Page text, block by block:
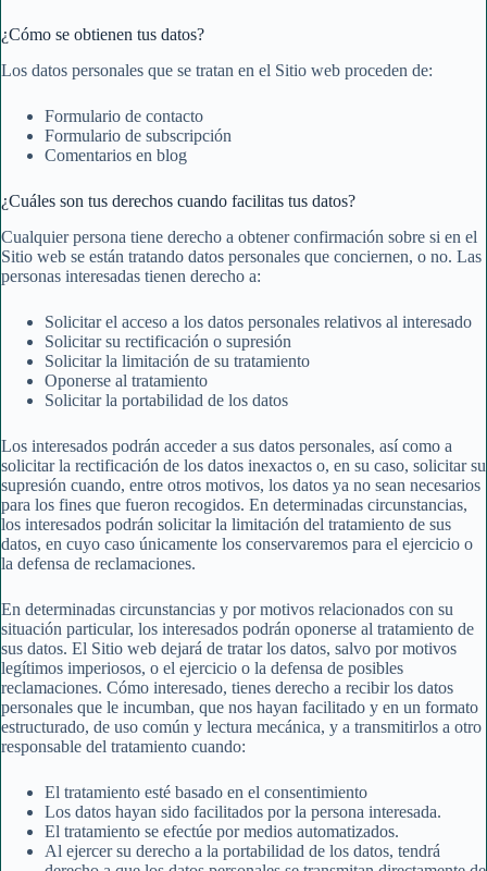
¿Cómo se obtienen tus datos?
Los datos personales que se tratan en el Sitio web proceden de:
Formulario de contacto
Formulario de subscripción
Comentarios en blog
¿Cuáles son tus derechos cuando facilitas tus datos?
Cualquier persona tiene derecho a obtener confirmación sobre si en el
Sitio web se están tratando datos personales que conciernen, o no. Las
personas interesadas tienen derecho a:
Solicitar el acceso a los datos personales relativos al interesado
Solicitar su rectificación o supresión
Solicitar la limitación de su tratamiento
Oponerse al tratamiento
Solicitar la portabilidad de los datos
Los interesados podrán acceder a sus datos personales, así como a
solicitar la rectificación de los datos inexactos o, en su caso, solicitar su
supresión cuando, entre otros motivos, los datos ya no sean necesarios
para los fines que fueron recogidos. En determinadas circunstancias,
los interesados podrán solicitar la limitación del tratamiento de sus
datos, en cuyo caso únicamente los conservaremos para el ejercicio o
la defensa de reclamaciones.
En determinadas circunstancias y por motivos relacionados con su
situación particular, los interesados podrán oponerse al tratamiento de
sus datos. El Sitio web dejará de tratar los datos, salvo por motivos
legítimos imperiosos, o el ejercicio o la defensa de posibles
reclamaciones. Cómo interesado, tienes derecho a recibir los datos
personales que le incumban, que nos hayan facilitado y en un formato
estructurado, de uso común y lectura mecánica, y a transmitirlos a otro
responsable del tratamiento cuando:
El tratamiento esté basado en el consentimiento
Los datos hayan sido facilitados por la persona interesada.
El tratamiento se efectúe por medios automatizados.
Al ejercer su derecho a la portabilidad de los datos, tendrá